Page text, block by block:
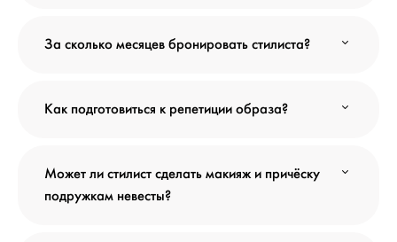
За сколько месяцев бронировать стилиста?
Как подготовиться к репетиции образа?
Может ли стилист сделать макияж и причёску
подружкам невесты?